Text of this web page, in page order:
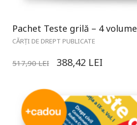
Pachet Teste grilă – 4 volume
CĂRȚI DE DREPT PUBLICATE
517,90LEI 388,42 LEI